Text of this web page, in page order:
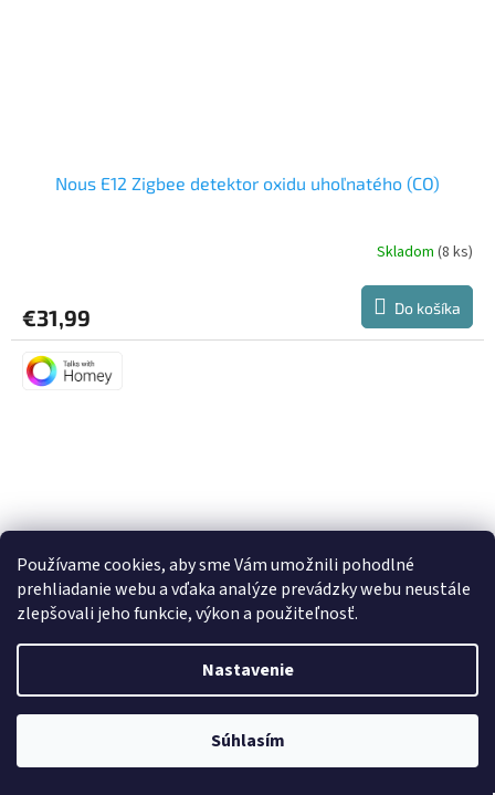
Používame cookies, aby sme Vám umožnili pohodlné
prehliadanie webu a vďaka analýze prevádzky webu neustále
zlepšovali jeho funkcie, výkon a použiteľnosť.
Nastavenie
Súhlasím
Nous E12 Zigbee detektor oxidu uhoľnatého (CO)
Skladom (8 ks)
€31,99 Do košíka
NOUS E10 Zigbee (detektor CO2, teploty a vlhkosti)